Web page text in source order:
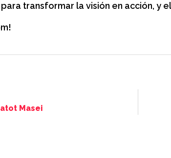
transformar la visión en acción, y
Masei